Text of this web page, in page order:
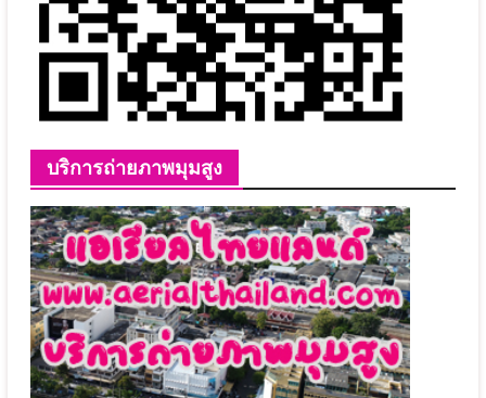
บริการถ่ายภาพมุมสูง